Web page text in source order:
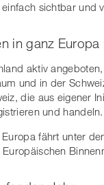
sichtbar und
in ganz Europa
aktiv
und in der
die aus eigener
und handeln.
fährt unter